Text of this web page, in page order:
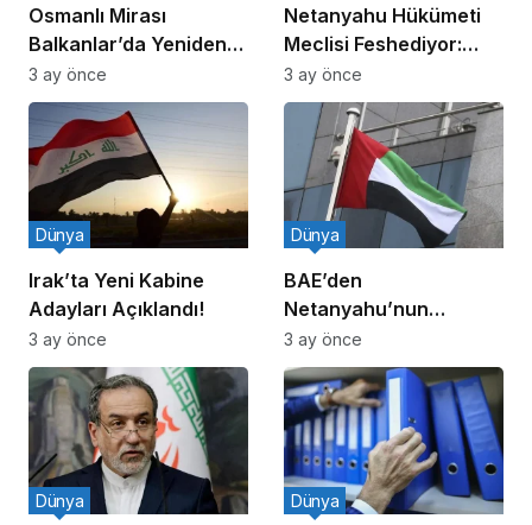
Osmanlı Mirası
Balkanlar’da Yeniden
Canlanıyor
3 ay önce
Netanyahu Hükümeti
Meclisi Feshediyor:
Erken Seçim!
3 ay önce
Irak’ta Yeni Kabine
Adayları Açıklandı!
Dünya
3 ay önce
BAE’den
Netanyahu’nun
Ziyareti İddiasına
Yalanlama
Dünya
3 ay önce
Dünya Dünya